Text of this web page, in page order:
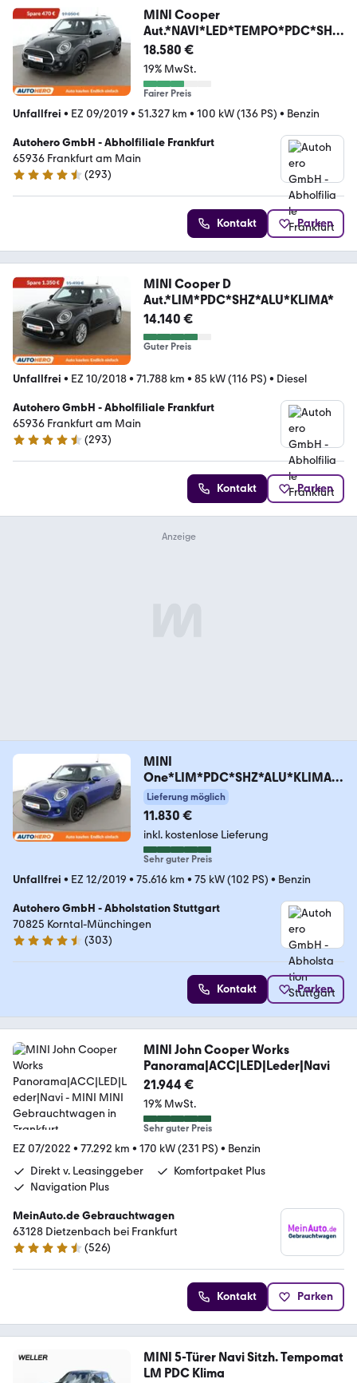
MINI Cooper
Aut.*NAVI*LED*TEMPO*PDC*SHZ
*H/K*
18.580 €
19% MwSt.
Fairer Preis
Unfallfrei • EZ 09/2019 • 51.327 km • 100 kW (136 PS) • Benzin
Autohero GmbH - Abholfiliale Frankfurt
65936 Frankfurt am Main
4.6 Sterne
(293)
Kontakt Parken
MINI Cooper D
Aut.*LIM*PDC*SHZ*ALU*KLIMA*
14.140 €
Guter Preis
Unfallfrei • EZ 10/2018• 71.788 km • 85 kW (116 PS) • Diesel
Autohero GmbH - Abholfiliale Frankfurt
65936 Frankfurt am Main
4.6 Sterne
(293)
Kontakt Parken
MINI
One*LIM*PDC*SHZ*ALU*KLIMA*
BLUETOOTH*
Lieferung möglich
11.830 €
inkl. kostenlose Lieferung
Sehr guter Preis
Unfallfrei • EZ 12/2019 • 75.616 km • 75 kW (102 PS) • Benzin
Autohero GmbH - Abholstation Stuttgart
70825 Korntal-Münchingen
4.4 Sterne
(303)
Kontakt Parken
MINI John Cooper Works
Panorama|ACC|LED|Leder|Navi
21.944 €
19% MwSt.
Sehr guter Preis
EZ 07/2022 • 77.292 km • 170 kW (231 PS) • Benzin
Direkt v. Leasinggeber
Komfortpaket Plus
Navigation Plus
MeinAuto.de Gebrauchtwagen
63128 Dietzenbach bei Frankfurt
4.7 Sterne
(526)
Kontakt Parken
MINI 5-Türer Navi Sitzh. Tempomat
LM PDC Klima